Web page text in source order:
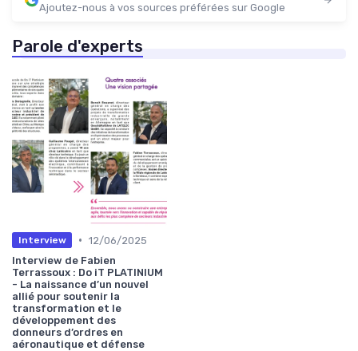
Ajoutez-nous à vos sources préférées sur Google
Parole d'experts
Interview • 12/06/2025
Interview de Fabien
Terrassoux : Do iT PLATINIUM
- La naissance d’un nouvel
allié pour soutenir la
transformation et le
développement des
donneurs d’ordres en
aéronautique et défense